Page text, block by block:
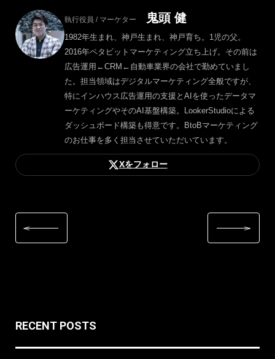
執行役員 / マーケター 鬼頭 健
1982年生まれ、神戸生まれ、神戸育ち。1児の父。
2016年ペタビットマーケティング立ち上げ。その前は
広告運用←CRM←自動車業界の会社で勤めていまし
た。担当領域はデジタルマーケティング全般ですが、
特にインハウス広告運用の支援とAIを使ったデータマ
ーケティングやそのAI基盤構築。LookerStudioによる
ダッシュボード構築も得意です。BtoBマーケティング
のお仕事を多く担当させていただいています。
Xをフォロー
RECENT POSTS